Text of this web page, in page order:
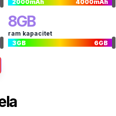
2000mAh 4000mAh
8GB
ram kapacitet
3GB 6GB